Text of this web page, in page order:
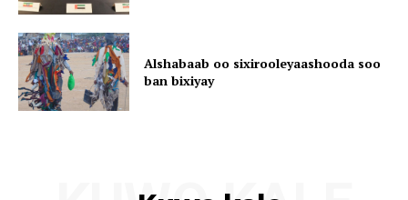
Alshabaab oo sixirooleyaashooda soo
ban bixiyay